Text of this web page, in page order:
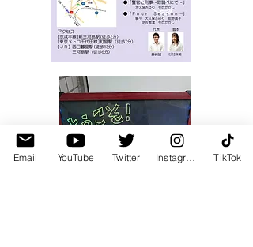
Email YouTube Twitter TikTok